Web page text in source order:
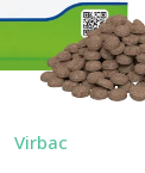
Virbac